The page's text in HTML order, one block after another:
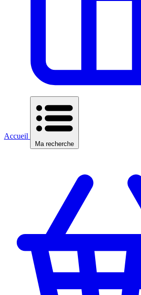
Accueil
Ma recherche